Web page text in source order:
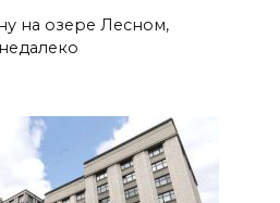
на озере Лесном,